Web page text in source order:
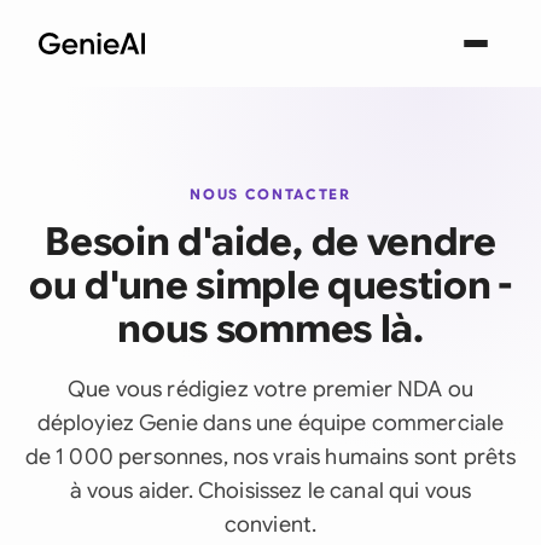
NOUS CONTACTER
Besoin d'aide, de vendre
ou d'une simple question -
nous sommes là.
Que vous rédigiez votre premier NDA ou
déployiez Genie dans une équipe commerciale
de 1 000 personnes, nos vrais humains sont prêts
à vous aider. Choisissez le canal qui vous
convient.